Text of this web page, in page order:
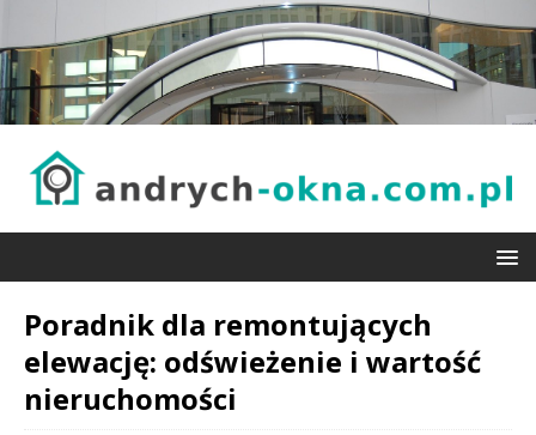
Poradnik dla remontujących
elewację: odświeżenie i wartość
nieruchomości